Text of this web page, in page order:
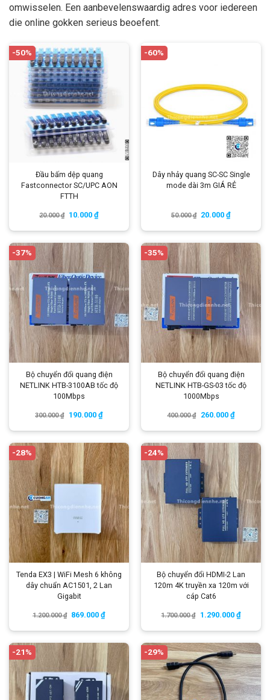
omwisselen. Een aanbevelenswaardig adres voor iedereen
die online gokken serieus beoefent.
-50%
Đầu bấm dệp quang
Fastconnector SC/UPC AON
FTTH
20.000₫ 10.000₫
-60%
Dây nhảy quang SC-SC Single
mode dài 3m GIÁ RẺ
50.000₫ 20.000₫
-37%
Bộ chuyển đổi quang điện
NETLINK HTB-3100AB tốc độ
100Mbps
300.000₫ 190.000 ₫
-35%
Bộ chuyển đổi quang điện
NETLINK HTB-GS-03 tốc độ
1000Mbps
400.000₫ 260.000 ₫
-28%
Tenda EX3 | WiFi Mesh 6 không
dây chuẩn AC1501, 2 Lan
Gigabit
1.200.000₫ 869.000₫
-24%
Bộ chuyển đổi HDMI-2 Lan
120m 4K truyền xa 120m với
cáp Cat6
1.700.000₫ 1.290.000 ₫
-21% -29%